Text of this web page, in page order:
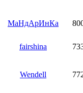
МаНдАрИнКа
fairshina
Wendell